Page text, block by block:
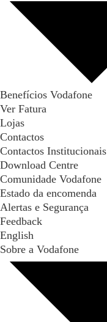
Benefícios Vodafone
Ver Fatura
Lojas
Contactos
Contactos Institucionais
Download Centre
Comunidade Vodafone
Estado da encomenda
Alertas e Segurança
Feedback
English
Sobre a Vodafone